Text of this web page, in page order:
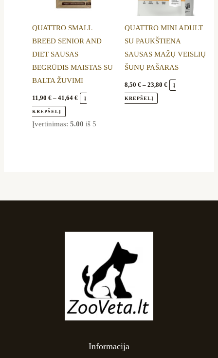
QUATTRO SMALL
BREED SENIOR AND
DIET SAUSAS
BEGRŪDIS MAISTAS SU
BALTA ŽUVIMI
11,90€ – 41,64€ Į
KREPŠELĮ
may
chosen
on
the
product
page
Įvertinimas:5.00 iš 5
QUATTRO MINI ADULT
SU PAUKŠTIENA
SAUSAS MAŽŲ VEISLIŲ
ŠUNŲ PAŠARAS
8,50 € – 23,80 € Į
KREPŠELĮ
may
be
chosen
on
the
product
page
Informacija